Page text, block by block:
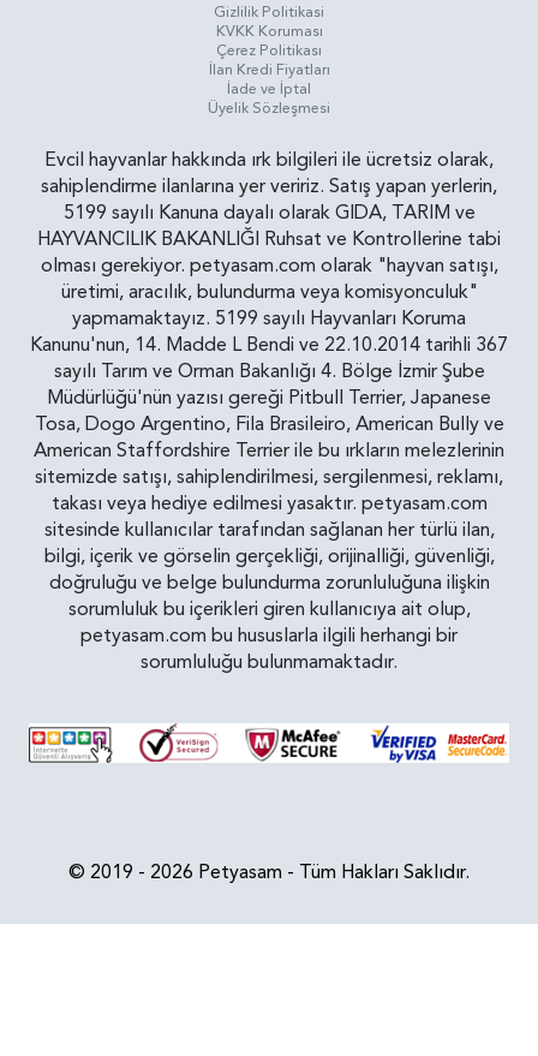
Gizlilik Politikasi
KVKK Koruması
Çerez Politikası
İlan Kredi Fiyatları
İade ve İptal
Üyelik Sözleşmesi
Evcil hayvanlar hakkında ırk bilgileri ile ücretsiz olarak,
sahiplendirme ilanlarına yer veririz. Satış yapan yerlerin,
5199 sayılı Kanuna dayalı olarak GIDA, TARIM ve
HAYVANCILIK BAKANLIĞI Ruhsat ve Kontrollerine tabi
olması gerekiyor. petyasam.com olarak "hayvan satışı,
üretimi, aracılık, bulundurma veya komisyonculuk"
yapmamaktayız. 5199 sayılı Hayvanları Koruma
Kanunu'nun, 14. Madde L Bendi ve 22.10.2014 tarihli 367
sayılı Tarım ve Orman Bakanlığı 4. Bölge İzmir Şube
Müdürlüğü'nün yazısı gereği Pitbull Terrier, Japanese
Tosa, Dogo Argentino, Fila Brasileiro, American Bully ve
American Staffordshire Terrier ile bu ırkların melezlerinin
sitemizde satışı, sahiplendirilmesi, sergilenmesi, reklamı,
takası veya hediye edilmesi yasaktır. petyasam.com
sitesinde kullanıcılar tarafından sağlanan her türlü ilan,
bilgi, içerik ve görselin gerçekliği, orijinalliği, güvenliği,
doğruluğu ve belge bulundurma zorunluluğuna ilişkin
sorumluluk bu içerikleri giren kullanıcıya ait olup,
petyasam.com bu hususlarla ilgili herhangi bir
sorumluluğu bulunmamaktadır.
© 2019 - 2026 Petyasam - Tüm Hakları Saklıdır.